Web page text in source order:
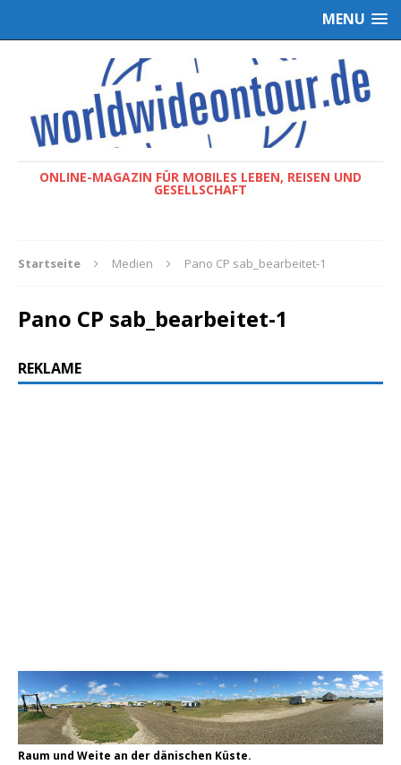
MENU
ONLINE-MAGAZIN FÜR MOBILES LEBEN, REISEN UND
GESELLSCHAFT
Startseite Medien Pano CP sab_bearbeitet-1
Pano CP sab_bearbeitet-1
REKLAME
Raum und Weite an der dänischen Küste.